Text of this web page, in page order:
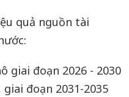
quả nguồn tài
giai đoạn 2026 - 2030
đoạn 2031-2035